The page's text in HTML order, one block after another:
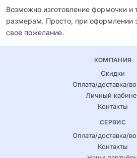
Возможно изготовление формочки
размерам. Просто, при оформлении
свое пожелание.
КОМПАНИЯ
Скидки
Оплата/доставка/
Личный
Контакты
СЕРВИС
Оплата/доставка/
Контакты